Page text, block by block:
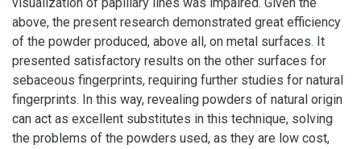
above, the present research demonstrated great efficiency
of the powder produced, above all, on metal surfaces. It
presented satisfactory results on the other surfaces for
sebaceous fingerprints, requiring further studies for natural
fingerprints. In this way, revealing powders of natural origin
can act as excellent substitutes in this technique, solving
the problems of the powders used, as they are low cost,